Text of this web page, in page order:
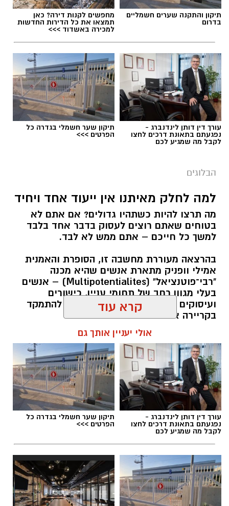
תיקון והתקנה שערים חשמליים
בדרום
מחפשים לקנות דירה? כאן
תמצאו את כל הדירות החדשות
למכירה באשדוד >>>
עורך דין דותן לינדנברג -
נפגעתם בתאונת דרכים לחצו
לקבל מה שמגיע לכם
תיקון שער חשמלי בגדרה כל
הפרטים >>>
הבלוגים
למה לחלק מאיתנו אין ייעוד אחד ויחיד
מה תרצו להיות כשתהיו גדולים? אם אתם לא
בטוחים שאתם רוצים לעסוק בדבר אחד בלבד
למשך כל חייכם – אתם ממש לא לבד.
בהרצאה מעוררת מחשבה זו, הסופרת והאמנית
אמילי וופניק מתארת אנשים שהיא מכנה
"רבי־פוטנציאל" (Multipotentialites) – אנשים
בעלי מגוון רחב של תחומי עניין, כישורים
ועיסוקים שונים לאורך חייהם, במקום להתמקד
בקריירה אחת בלבד.
האם גם אתם כאלה?
אלדה נתנאל / 09:20 07.08.26
קרא עוד
אולי יעניין אותך גם
עורך דין דותן לינדנברג -
נפגעתם בתאונת דרכים לחצו
לקבל מה שמגיע לכם
תיקון שער חשמלי בגדרה כל
הפרטים >>>